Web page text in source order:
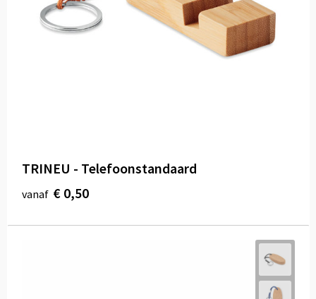
TRINEU - Telefoonstandaard
vanaf € 0,50